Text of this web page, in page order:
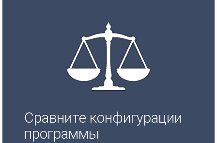
Сравните конфигурации
программы